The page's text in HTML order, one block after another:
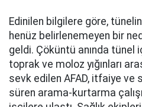
Edinilen bilgilere göre,
henüz belirlenemeyen bir
geldi. Çöküntü anında tünel
toprak ve moloz yığınları
sevk edilen AFAD, itfaiye ve
süren arama-kurtarma